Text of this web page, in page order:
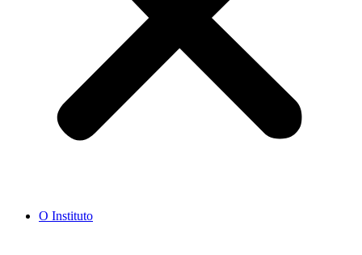
O Instituto